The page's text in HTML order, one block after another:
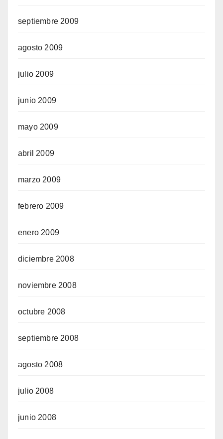
septiembre 2009
agosto 2009
julio 2009
junio 2009
mayo 2009
abril 2009
marzo 2009
febrero 2009
enero 2009
diciembre 2008
noviembre 2008
octubre 2008
septiembre 2008
agosto 2008
julio 2008
junio 2008